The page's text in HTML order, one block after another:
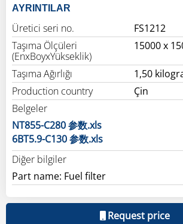
AYRINTILAR
Üretici seri no.
FS1212
Taşıma Ölçüleri
(EnxBoyxYükseklik)
15000 x
Taşıma Ağırlığı
1,50
Production country
Çin
Belgeler
NT855-C280 参数.xls
6BT5.9-C130 参数.xls
Diğer bilgiler
Part name: Fuel filter
Request price